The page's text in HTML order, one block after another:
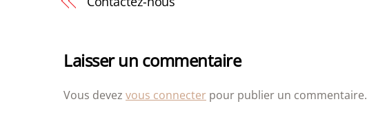
Laisser un commentaire
Vous devez vous connecter pour publier un commentaire.